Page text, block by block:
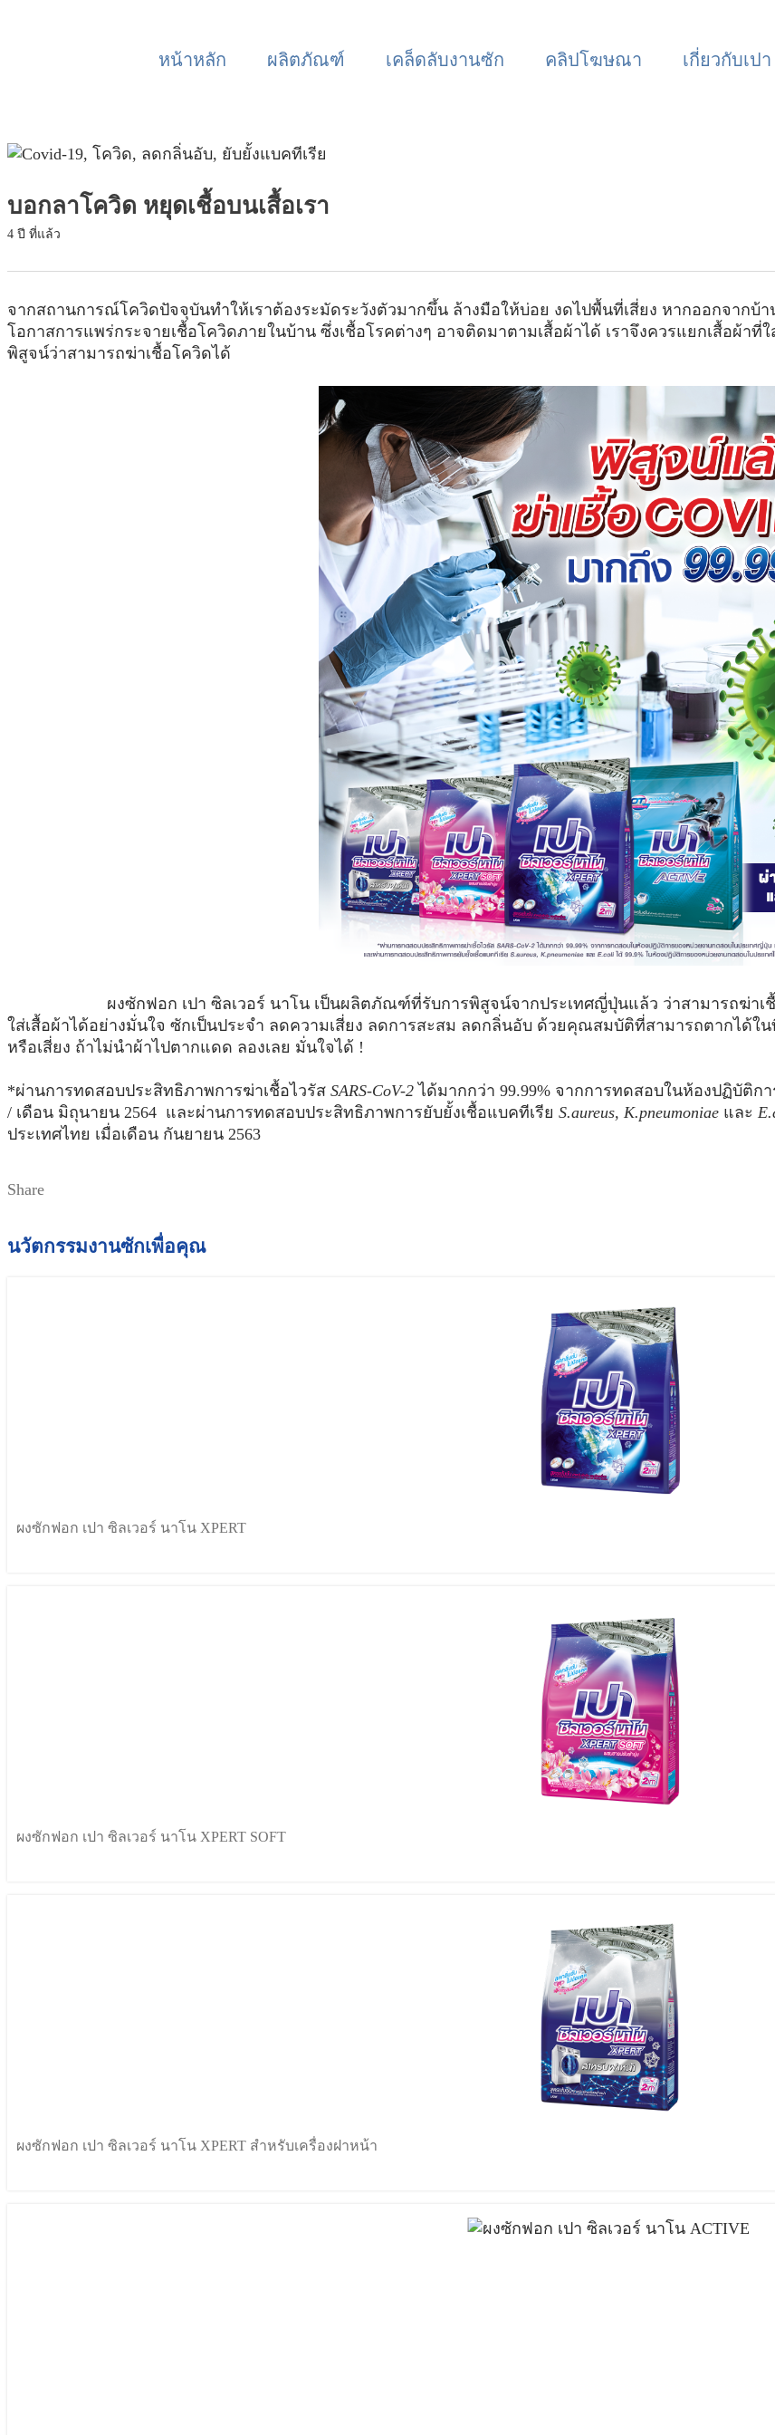
หน้าหลัก ผลิตภัณฑ์ เคล็ดลับงานซัก คลิปโฆษณา เกี่ยวกับเปา
บอกลาโควิด หยุดเชื้อบนเสื้อเรา
4 ปี ที่แล้ว
จากสถานการณ์โควิดปัจจุบันทำให้เราต้องระมัดระวังตัวมากขึ้น ล้างมือให้บ่อย งดไปพื้นที่เสี่ยง หากออกจากบ้
โอกาสการแพร่กระจายเชื้อโควิดภายในบ้าน ซึ่งเชื้อโรคต่างๆ อาจติดมาตามเสื้อผ้าได้ เราจึงควรแยกเสื้อผ้
พิสูจน์ว่าสามารถฆ่าเชื้อโควิดได้
ผงซักฟอก เปา ซิลเวอร์ นาโน เป็นผลิตภัณฑ์ที่รับการพิสูจน์จากประเทศญี่ปุ่นแล้ว ว่าสามารถฆ่าเชื้อไ
ใส่เสื้อผ้าได้อย่างมั่นใจ ซักเป็นประจำ ลดความเสี่ยง ลดการสะสม ลดกลิ่นอับ ด้วยคุณสมบัติที่สามารถตากได้
หรือเสี่ยง ถ้าไม่นำผ้าไปตากแดด ลองเลย มั่นใจได้ !
*ผ่านการทดสอบประสิทธิภาพการฆ่าเชื้อไวรัส SARS-CoV-2 ได้มากกว่า 99.99% จากการทดสอบในห้องปฏิบัติ
/ เดือน มิถุนายน 2564 และผ่านการทดสอบประสิทธิภาพการยับยั้งเชื้อแบคทีเรีย S.aureus, K.pneumoniae และ
ประเทศไทย เมื่อเดือน กันยายน 2563
Share
นวัตกรรมงานซักเพื่อคุณ
ผงซักฟอก เปา ซิลเวอร์ นาโน XPERT
ผงซักฟอก เปา ซิลเวอร์ นาโน XPERT SOFT
ผงซักฟอก เปา ซิลเวอร์ นาโน XPERT สำหรับเครื่องฝาหน้า